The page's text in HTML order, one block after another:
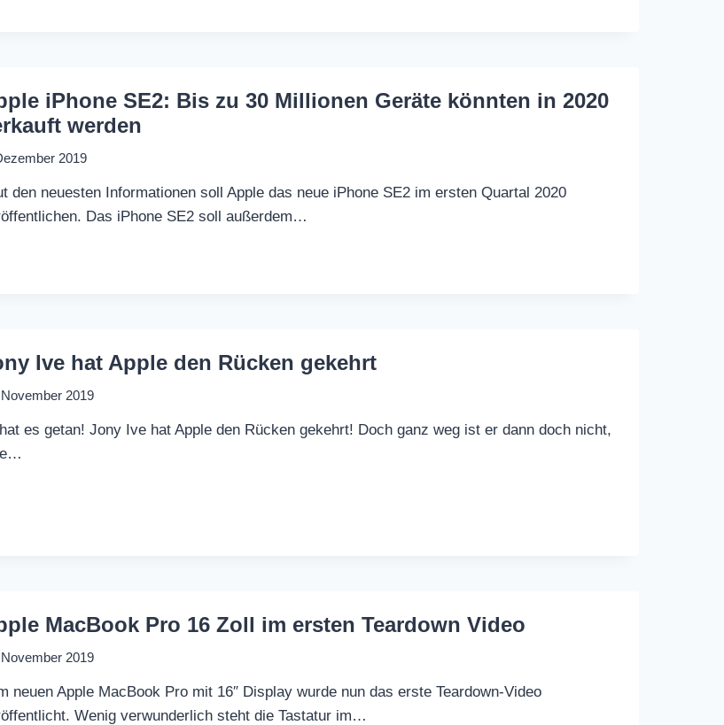
iPhone SE2: Bis zu 30 Millionen Geräte könnten in 2020
werden
2019
den neuesten Informationen soll Apple das neue iPhone SE2 im ersten Quartal 2020
Das iPhone SE2 soll außerdem…
Ive hat Apple den Rücken gekehrt
2019
es getan! Jony Ive hat Apple den Rücken gekehrt! Doch ganz weg ist er dann doch nicht,
MacBook Pro 16 Zoll im ersten Teardown Video
2019
neuen Apple MacBook Pro mit 16″ Display wurde nun das erste Teardown-Video
Wenig verwunderlich steht die Tastatur im…